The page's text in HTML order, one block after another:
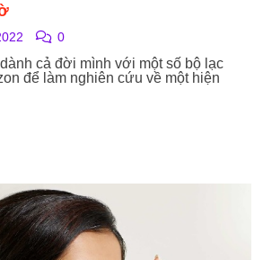
0
cả đời mình với một số bộ lạc
để làm nghiên cứu về một hiện